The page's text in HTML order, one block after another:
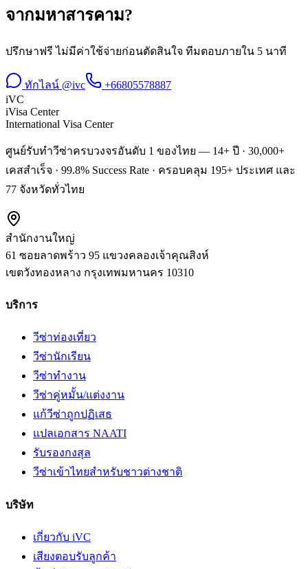
จากมหาสารคาม?
ปรึกษาฟรี ไม่มีค่าใช้จ่ายก่อนตัดสินใจ ทีมตอบภายใน 5 นาที
ทักไลน์ @ivc
+66805578887
iVC
iVisa Center
International Visa Center
ศูนย์รับทำวีซ่าครบวงจรอันดับ 1 ของไทย — 14+ ปี · 30,000+
เคสสำเร็จ · 99.8% Success Rate · ครอบคลุม 195+ ประเทศ และ
77 จังหวัดทั่วไทย
สำนักงานใหญ่
61 ซอยลาดพร้าว 95 แขวงคลองเจ้าคุณสิงห์
เขตวังทองหลาง กรุงเทพมหานคร 10310
บริการ
วีซ่าท่องเที่ยว
วีซ่านักเรียน
วีซ่าทำงาน
วีซ่าคู่หมั้น/แต่งงาน
แก้วีซ่าถูกปฏิเสธ
แปลเอกสาร NAATI
รับรองกงสุล
วีซ่าเข้าไทยสำหรับชาวต่างชาติ
บริษัท
เกี่ยวกับ iVC
เสียงตอบรับลูกค้า